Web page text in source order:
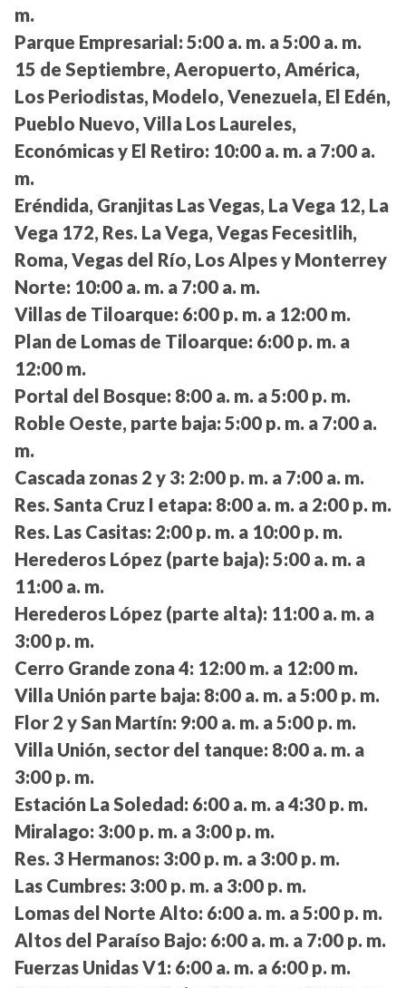
m.
Parque Empresarial: 5:00 a. m. a 5:00 a. m.
15 de Septiembre, Aeropuerto, América,
Los Periodistas, Modelo, Venezuela, El Edén,
Pueblo Nuevo, Villa Los Laureles,
Económicas y El Retiro: 10:00 a. m. a 7:00 a.
m.
Eréndida, Granjitas Las Vegas, La Vega 12, La
Vega 172, Res. La Vega, Vegas Fecesitlih,
Roma, Vegas del Río, Los Alpes y Monterrey
Norte: 10:00 a. m. a 7:00 a. m.
Villas de Tiloarque: 6:00 p. m. a 12:00 m.
Plan de Lomas de Tiloarque: 6:00 p. m. a
12:00 m.
Portal del Bosque: 8:00 a. m. a 5:00 p. m.
Roble Oeste, parte baja: 5:00 p. m. a 7:00 a.
m.
Cascada zonas 2 y 3: 2:00 p. m. a 7:00 a. m.
Res. Santa Cruz I etapa: 8:00 a. m. a 2:00 p. m.
Res. Las Casitas: 2:00 p. m. a 10:00 p. m.
Herederos López (parte baja): 5:00 a. m. a
11:00 a. m.
Herederos López (parte alta): 11:00 a. m. a
3:00 p. m.
Cerro Grande zona 4: 12:00 m. a 12:00 m.
Villa Unión parte baja: 8:00 a. m. a 5:00 p. m.
Flor 2 y San Martín: 9:00 a. m. a 5:00 p. m.
Villa Unión, sector del tanque: 8:00 a. m. a
3:00 p. m.
Estación La Soledad: 6:00 a. m. a 4:30 p. m.
Miralago: 3:00 p. m. a 3:00 p. m.
Res. 3 Hermanos: 3:00 p. m. a 3:00 p. m.
Las Cumbres: 3:00 p. m. a 3:00 p. m.
Lomas del Norte Alto: 6:00 a. m. a 5:00 p. m.
Altos del Paraíso Bajo: 6:00 a. m. a 7:00 p. m.
Fuerzas Unidas V1: 6:00 a. m. a 6:00 p. m.